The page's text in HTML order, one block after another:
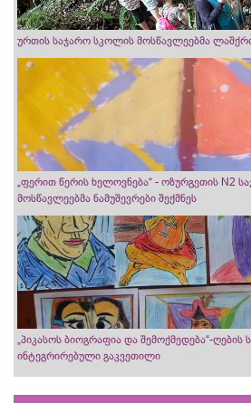
ურთის საჯარო სკოლის მოსწავლეებმა
„ფერით წერის ხელოვნება“ - ოზურგეთის N2
მოსწავლეებმა ნამუშევრები შექმნეს
„პიკასოს ბიოგრაფია და შემოქმედება“-
ინტეგრირებული გაკვეთილი